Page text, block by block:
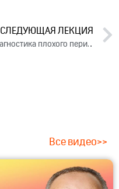
СЛЕДУЮЩАЯ ЛЕКЦИЯ
Диагностика плохого периода жизни (2018)
Все видео>>